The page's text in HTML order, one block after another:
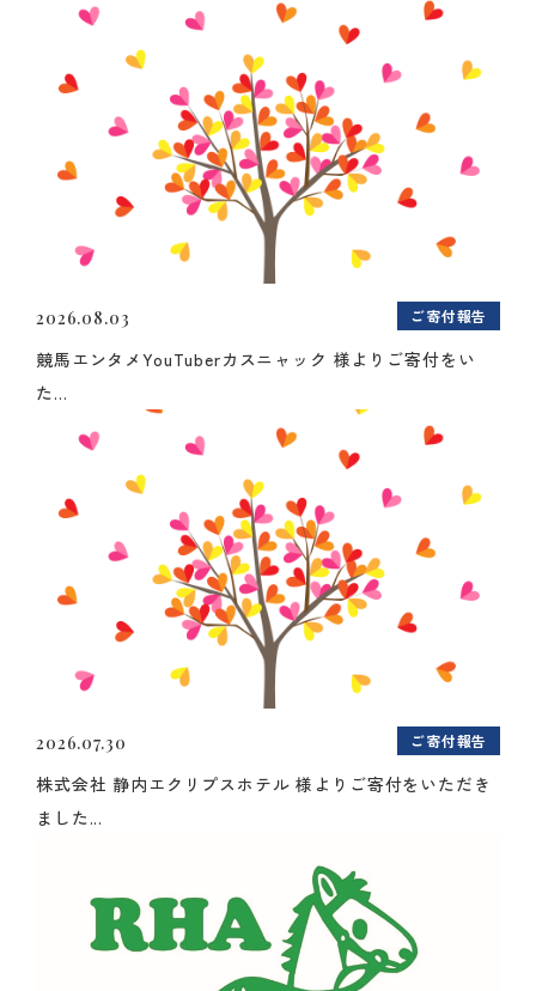
2026.08.03 ご寄付報告
競馬エンタメYouTuberカスニャック 様よりご寄付をい
た...
2026.07.30 ご寄付報告
株式会社 静内エクリプスホテル 様よりご寄付をいただき
ました...